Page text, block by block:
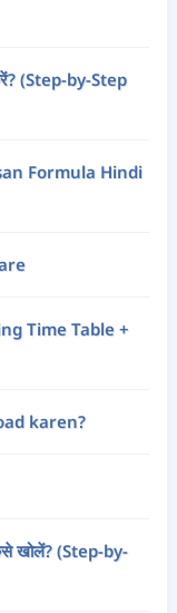
(Step-by-Step
Formula Hindi
Time Table +
karen?
खोलें? (Step-by-